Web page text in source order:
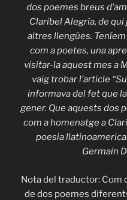
dos poemes breus
Claribel Alegría, de qui
altres llengües.
com a poetes, una
visitar-la aquest mes a
vaig trobar l’article
informava del fet que
gener. Que aquests dos
com a homenatge a
poesia
Germain
Nota del traductor: Com
de dos poemes